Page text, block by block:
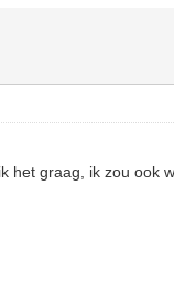
het graag, ik zou ook